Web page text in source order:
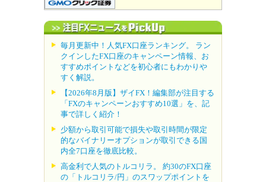
毎月更新中！人気FX口座ランキング。 ラン
クインしたFX口座のキャンペーン情報、お
すすめポイントなどを初心者にもわかりや
すく解説。
【2026年8月版】ザイFX！編集部が注目する
「FXのキャンペーンおすすめ10選」を、記
事で詳しく紹介！
少額から取引可能で損失や取引時間が限定
的なバイナリーオプションが取引できる国
内全7口座を徹底比較。
高金利で人気のトルコリラ。 約30のFX口座
の「トルコリラ/円」のスワップポイントを